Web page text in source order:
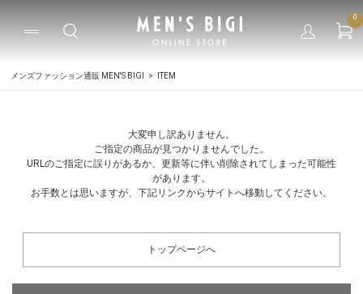
0
メンズファッション通販 MEN'S BIGI ITEM
大変申し訳ありません。
ご指定の商品が見つかりませんでした。
URLのご指定に誤りがあるか、更新等に伴い削除されてしまった可能性
があります。
お手数とは思いますが、下記リンクからサイトへ移動してください。
トップページへ